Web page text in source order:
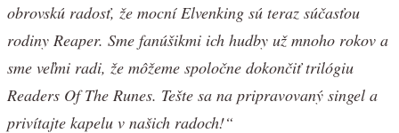
obrovskú radosť, že mocní Elvenking sú teraz súčasťou
rodiny Reaper. Sme fanúšikmi ich hudby už mnoho rokov a
sme veľmi radi, že môžeme spoločne dokončiť trilógiu
Readers Of The Runes. Tešte sa na pripravovaný singel a
privítajte kapelu v našich radoch!“